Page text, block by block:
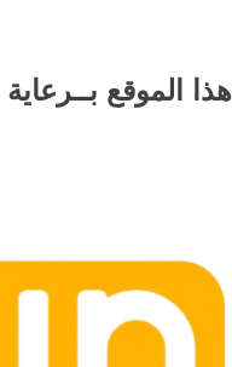
هذا الموقع بــرعاية